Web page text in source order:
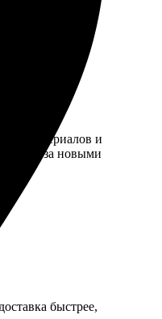
материалов и
за новыми
быстрее,